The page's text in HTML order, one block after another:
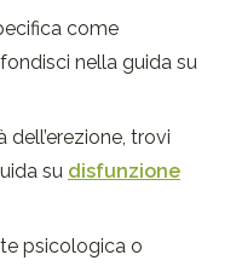
come
nella guida su
trovi
su disfunzione
psicologica o